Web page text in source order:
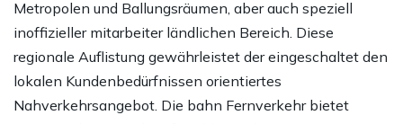
Metropolen und Ballungsräumen, aber auch speziell
inoffizieller mitarbeiter ländlichen Bereich. Diese
regionale Auflistung gewährleistet der eingeschaltet den
lokalen Kundenbedürfnissen orientiertes
Nahverkehrsangebot. Die bahn Fernverkehr bietet